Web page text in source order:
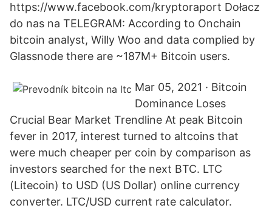
https://www.facebook.com/kryptoraport Dołacz
do nas na TELEGRAM: According to Onchain
bitcoin analyst, Willy Woo and data complied by
Glassnode there are ~187M+ Bitcoin users.
Mar 05, 2021 · Bitcoin
Dominance Loses
Crucial Bear Market Trendline At peak Bitcoin
fever in 2017, interest turned to altcoins that
were much cheaper per coin by comparison as
investors searched for the next BTC. LTC
(Litecoin) to USD (US Dollar) online currency
converter. LTC/USD current rate calculator.